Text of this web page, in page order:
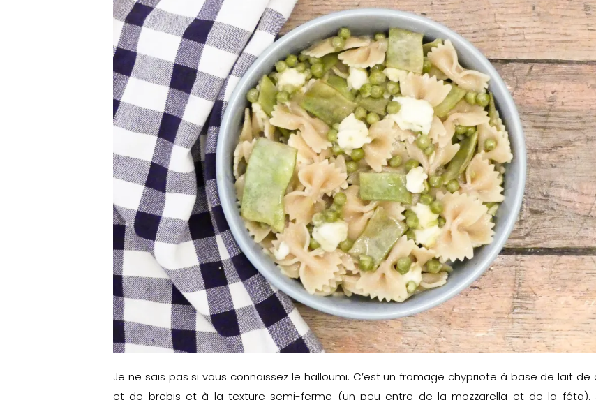
Je ne sais pas si vous connaissez le halloumi. C’est un fromage chypriote à base de lait de
et de brebis et à la texture semi-ferme (un peu entre de la mozzarella et de la féta).